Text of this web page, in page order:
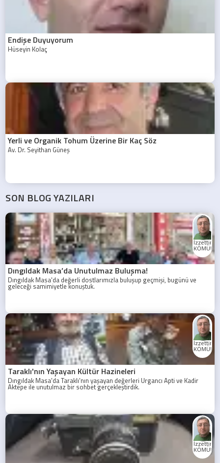
Endişe Duyuyorum
Hüseyin Kolaç
Yerli ve Organik Tohum Üzerine Bir Kaç Söz
Av. Dr. Seyithan Güneş
SON BLOG YAZILARI
Dıngıldak Masa’da Unutulmaz Buluşma!
Dıngıldak Masa'da değerli dostlarımızla buluşup geçmişi, bugünü ve
geleceği samimiyetle konuştuk.
İzzettin
Taraklı'nın Yaşayan Kültür Hazineleri
Dıngıldak Masa'da Taraklı'nın yaşayan değerleri Urgancı Apti ve Kadir
Aktepe ile unutulmaz bir sohbet gerçekleştirdik.
İzzettin
İzzettin